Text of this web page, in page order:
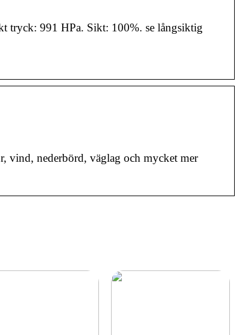
tryck: 991 HPa. Sikt: 100%. se långsiktig
vind, nederbörd, väglag och mycket mer